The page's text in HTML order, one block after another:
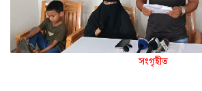
সংগৃহীত